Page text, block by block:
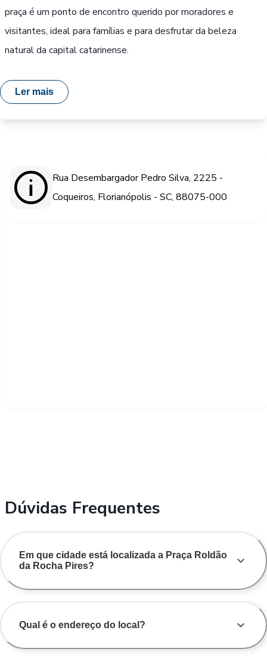
praça é um ponto de encontro querido por moradores e
visitantes, ideal para famílias e para desfrutar da beleza
natural da capital catarinense.
Ler mais
Rua Desembargador Pedro Silva, 2225 -
Coqueiros, Florianópolis - SC, 88075-000
Dúvidas Frequentes
Em que cidade está localizada a Praça Roldão
da Rocha Pires?
Qual é o endereço do local?